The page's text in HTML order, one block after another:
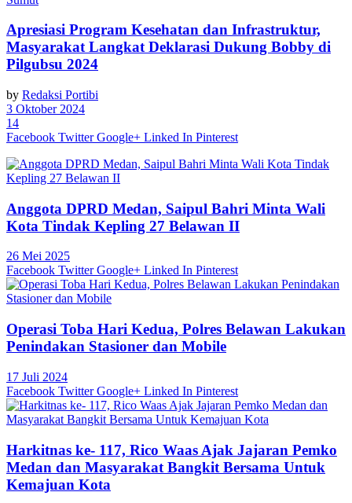
Apresiasi Program Kesehatan dan Infrastruktur,
Masyarakat Langkat Deklarasi Dukung Bobby di
Pilgubsu 2024
by Redaksi Portibi
3 Oktober 2024
14
Facebook Twitter Google+ Linked In Pinterest
Anggota DPRD Medan, Saipul Bahri Minta Wali
Kota Tindak Kepling 27 Belawan II
26 Mei 2025
Facebook Twitter Google+ Linked In Pinterest
Operasi Toba Hari Kedua, Polres Belawan Lakukan
Penindakan Stasioner dan Mobile
17 Juli 2024
Facebook Twitter Google+ Linked In Pinterest
Harkitnas ke- 117, Rico Waas Ajak Jajaran Pemko
Medan dan Masyarakat Bangkit Bersama Untuk
Kemajuan Kota